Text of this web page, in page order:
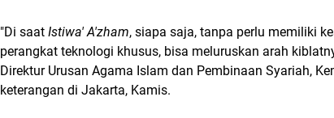
"Di saat Istiwa'A'zham, siapa saja, tanpa perlu memiliki
perangkat teknologi khusus, bisa meluruskan arah
Direktur Urusan Agama Islam dan Pembinaan Syariah,
keterangan di Jakarta, Kamis.